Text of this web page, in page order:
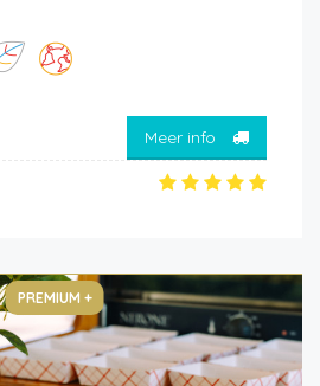
Meer info
PREMIUM +